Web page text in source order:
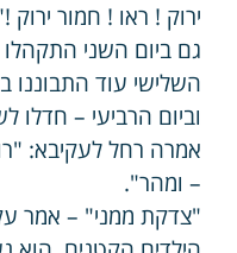
ירוק ! ראו ! חמור ירוק
גם ביום השני התקהלו
השלישי עוד התבוננו
וביום הרביעי – חדלו
אמרה רחל לעקיבא:
– ומהר".
"צדקת ממני" – אמר